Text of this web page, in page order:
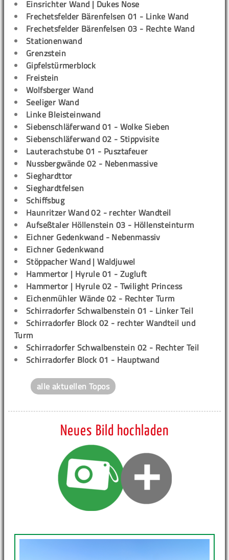
Einsrichter Wand | Dukes Nose
Frechetsfelder Bärenfelsen 01 - Linke Wand
Frechetsfelder Bärenfelsen 03 - Rechte Wand
Stationenwand
Grenzstein
Gipfelstürmerblock
Freistein
Wolfsberger Wand
Seeliger Wand
Linke Bleisteinwand
Siebenschläferwand 01 - Wolke Sieben
Siebenschläferwand 02 - Stippvisite
Lauterachstube 01 - Pusztafeuer
Nussbergwände 02 - Nebenmassive
Sieghardttor
Sieghardtfelsen
Schiffsbug
Haunritzer Wand 02 - rechter Wandteil
Aufseßtaler Höllenstein 03 - Höllensteinturm
Eichner Gedenkwand - Nebenmassiv
Eichner Gedenkwand
Stöppacher Wand | Waldjuwel
Hammertor | Hyrule 01 - Zugluft
Hammertor | Hyrule 02 - Twilight Princess
Eichenmühler Wände 02 - Rechter Turm
Schirradorfer Schwalbenstein 01 - Linker Teil
Schirradorfer Block 02 - rechter Wandteil und
Turm
Schirradorfer Schwalbenstein 02 - Rechter Teil
Schirradorfer Block 01 - Hauptwand
alle aktuellen Topos
Neues Bild hochladen